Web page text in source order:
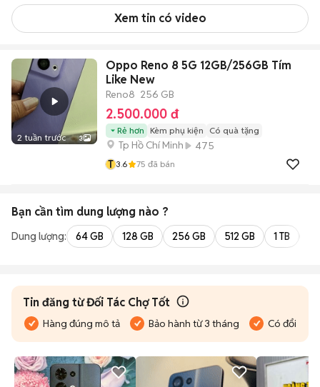
Xem tin có video
2 tuần trước 3
Oppo Reno 8 5G 12GB/256GB Tím
Like New
Reno8 256 GB
2.500.000 đ
Rẻ hơn Kèm phụ kiện Có quà tặng
Tp Hồ Chí Minh
475
T 3.6 75 đã bán
Bạn cần tìm dung lượng nào ?
Dung lượng: 64 GB 128 GB 256 GB 512 GB 1 TB
Tin đăng từ Đối Tác Chợ Tốt
Hàng đúng mô tả Bảo hành từ 3 tháng Có đổi trả